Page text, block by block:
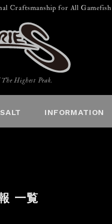
SALT INFORMATION
Craftsmanship for All Gamefish
Highest Peak.
一覧